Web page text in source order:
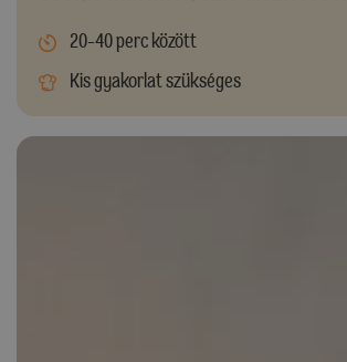
20-40 perc között
Kis gyakorlat szükséges